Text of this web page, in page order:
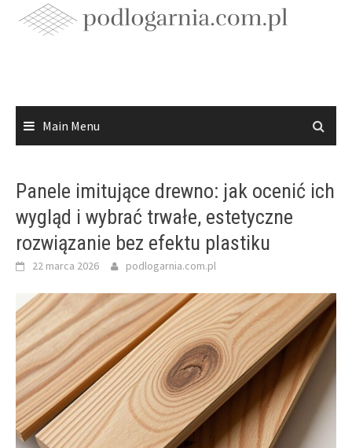
Main Menu
Panele imitujące drewno: jak ocenić ich
wygląd i wybrać trwałe, estetyczne
rozwiązanie bez efektu plastiku
22 marca 2026 podlogarnia.com.pl